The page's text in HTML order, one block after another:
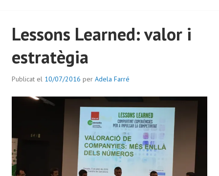
Lessons Learned: valor i
estratègia
Publicat el 10/07/2016 per Adela Farré